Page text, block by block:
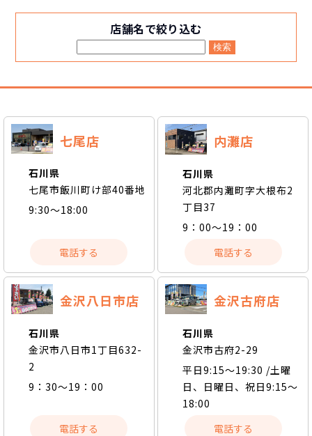
店舗名で絞り込む
検索
七尾店
石川県
七尾市飯川町け部40番地
9:30〜18:00
電話する
内灘店
石川県
河北郡内灘町字大根布2
丁目37
9：00～19：00
電話する
金沢八日市店
石川県
金沢市八日市1丁目632-
2
9：30～19：00
電話する
金沢古府店
石川県
金沢市古府2-29
平日9:15～19:30 /土曜
日、日曜日、祝日9:15～
18:00
電話する